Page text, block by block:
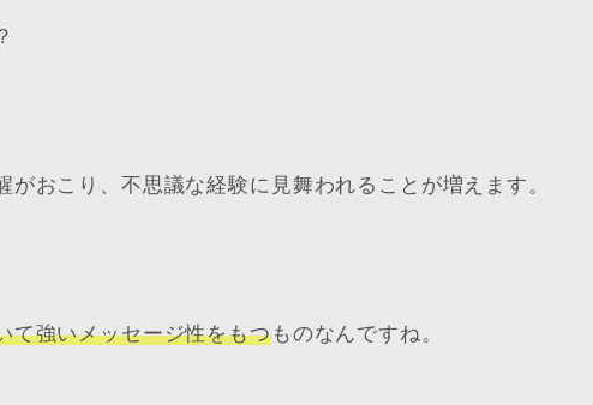
がおこり、不思議な経験に見舞われることが増えます。
て強いメッセージ性をもつものなんですね。